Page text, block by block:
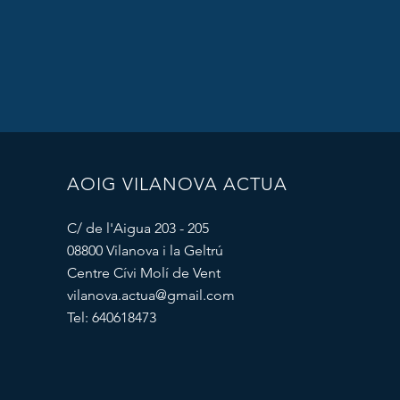
AOIG VILANOVA ACTUA
C/ de l'Aigua 203 - 205
08800 Vilanova i la Geltrú
Centre Cívi Molí de Vent
vilanova.actua@gmail.com
Tel: 640618473